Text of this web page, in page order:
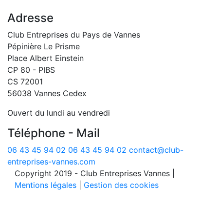
Adresse
Club Entreprises du Pays de Vannes
Pépinière Le Prisme
Place Albert Einstein
CP 80 - PIBS
CS 72001
56038 Vannes Cedex
Ouvert du lundi au vendredi
Téléphone - Mail
06 43 45 94 02 06 43 45 94 02 contact@club-
entreprises-vannes.com
Copyright 2019 - Club Entreprises Vannes
Mentions légales
Gestion des cookies